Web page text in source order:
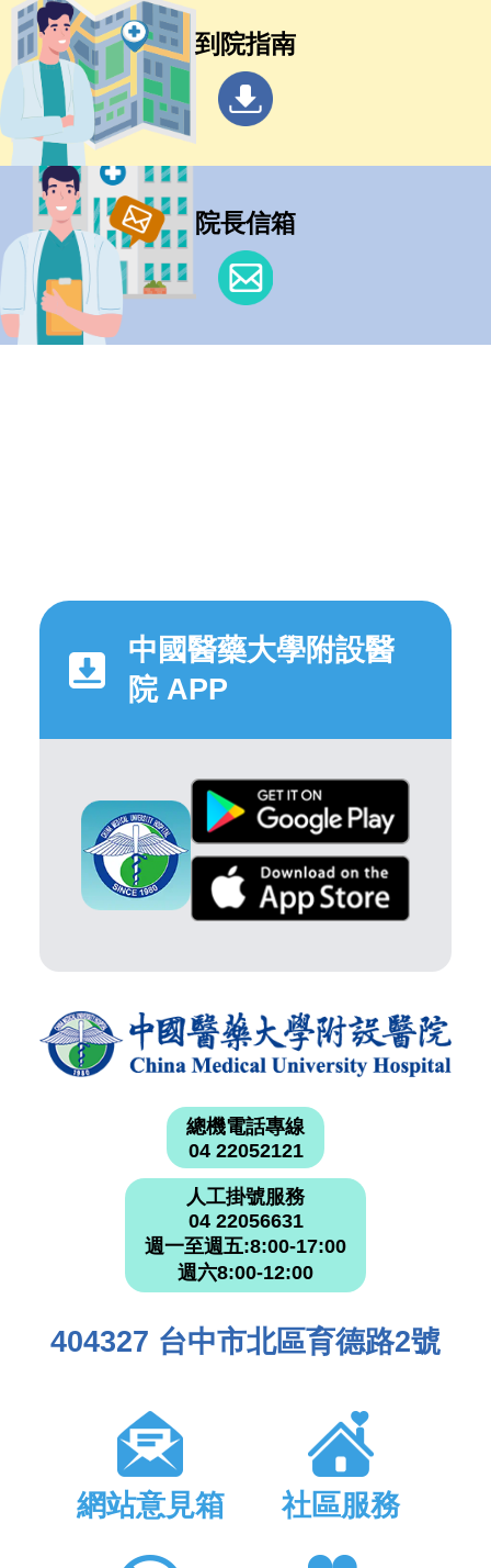
到院指南
院長信箱
中國醫藥大學附設醫
院 APP
總機電話專線
04 22052121
人工掛號服務
04 22056631
週一至週五:8:00-17:00
週六8:00-12:00
404327 台中市北區育德路2號
網站意見箱 社區服務